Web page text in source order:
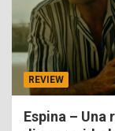
REVIEW
Espina – Una